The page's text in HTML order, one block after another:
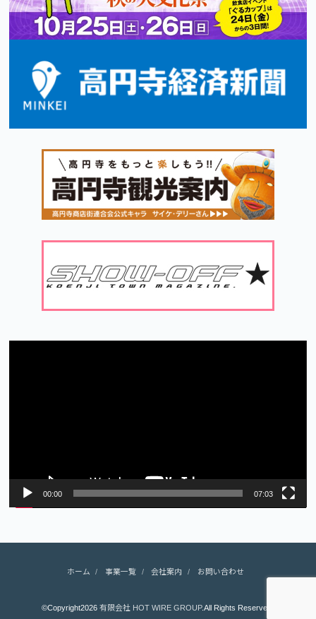
00:00 07:03
ホーム 事業一覧 会社案内 お問い合わせ
©Copyright2026有限会社 HOT WIRE GROUP.All Rights Reserved.